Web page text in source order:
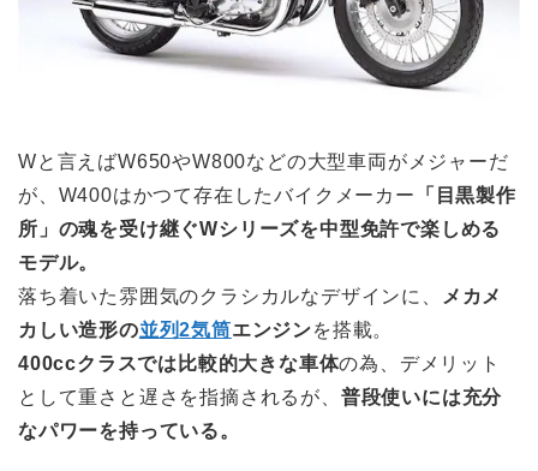
Wと言えばW650やW800などの大型車両がメジャーだ
が、W400はかつて存在したバイクメーカー
「目黒製作
所」の魂を受け継ぐWシリーズを中型免許で楽しめる
モデル。
落ち着いた雰囲気のクラシカルなデザインに、
メカメ
カしい造形の並列2気筒エンジンを搭載。
400ccクラスでは比較的大きな車体の為、デメリット
として重さと遅さを指摘されるが、 普段使いには充分
なパワーを持っている。